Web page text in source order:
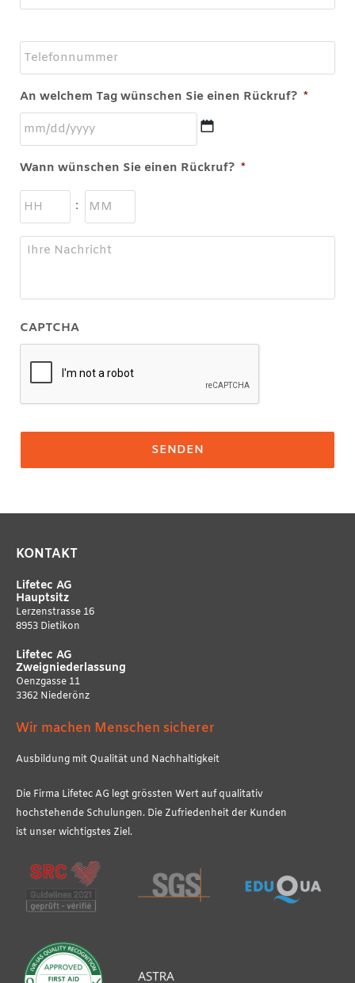
Telefonnummer
An welchem Tag wünschen Sie einen Rückruf? *
Wann wünschen Sie einen Rückruf? *
:
CAPTCHA
KONTAKT
Lifetec AG
Hauptsitz
Lerzenstrasse 16
8953 Dietikon
Lifetec AG
Zweigniederlassung
Oenzgasse 11
3362 Niederönz
Wir machen Menschen sicherer
Ausbildung mit Qualität und Nachhaltigkeit
Die Firma Lifetec AG legt grössten Wert auf qualitativ
hochstehende Schulungen. Die Zufriedenheit der Kunden
ist unser wichtigstes Ziel.